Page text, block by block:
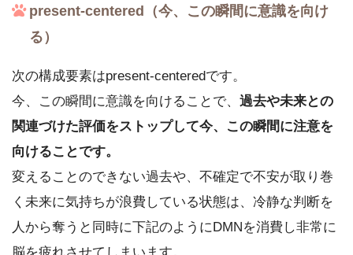
present-centered（今、この瞬間に意識を向け
る）
次の構成要素はpresent-centeredです。
今、この瞬間に意識を向けることで、 過去や未来との
関連づけた評価をストップして今、この瞬間に注意を
向けることです。
変えることのできない過去や、不確定で不安が取り巻
く未来に気持ちが浪費している状態は、冷静な判断を
人から奪うと同時に下記のようにDMNを消費し非常に